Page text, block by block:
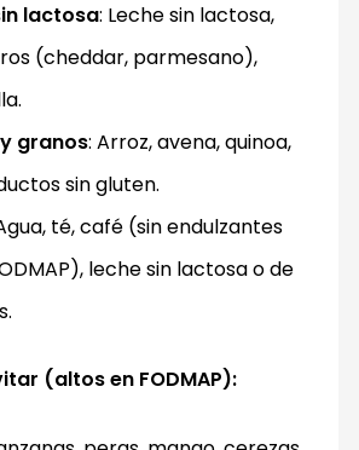
lactosa: Leche sin lactosa,
(cheddar, parmesano),
granos: Arroz, avena, quinoa,
sin gluten.
té, café (sin endulzantes
leche sin lactosa o de
(altos en FODMAP):